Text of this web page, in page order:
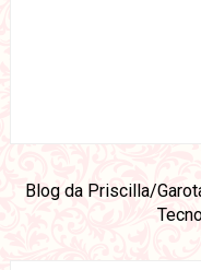
Blog da Priscilla/